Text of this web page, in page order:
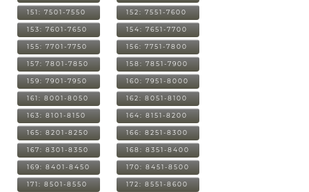
151: 7501-7550 152: 7551-7600
153: 7601-7650 154: 7651-7700
155: 7701-7750 156: 7751-7800
157: 7801-7850 158: 7851-7900
159: 7901-7950 160: 7951-8000
161: 8001-8050 162: 8051-8100
163: 8101-8150 164: 8151-8200
165: 8201-8250 166: 8251-8300
167: 8301-8350 168: 8351-8400
169: 8401-8450 170: 8451-8500
171: 8501-8550 172: 8551-8600